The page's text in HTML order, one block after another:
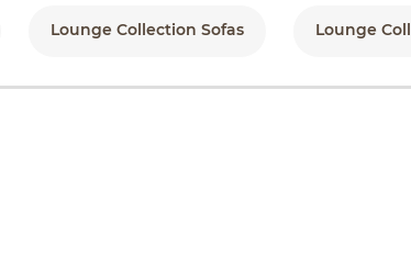
Lounge Collection Sofas Lounge